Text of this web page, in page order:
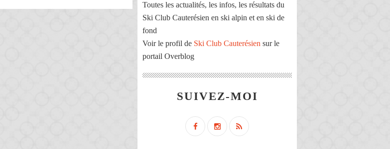
Toutes les actualités, les infos, les résultats du
Ski Club Cauterésien en ski alpin et en ski de
fond
Voir le profil de Ski Club Cauterésien sur le
portail Overblog
SUIVEZ-MOI